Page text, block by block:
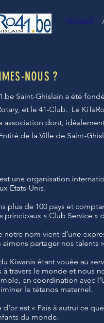
Accueil
NOUS ?
Saint-Ghislain a été
et le 41-Club. Le
association dont,
de la Ville de Saint-
une organisation
Etats-Unis.
plus de 100 pays et
principaux « Club Service »
notre nom vient d’une
partager nos talents
Kiwanis étant vouée au
à travers le monde et nous
en coordination avec
le tétanos maternel.
est « Fais à autrui ce
du monde.